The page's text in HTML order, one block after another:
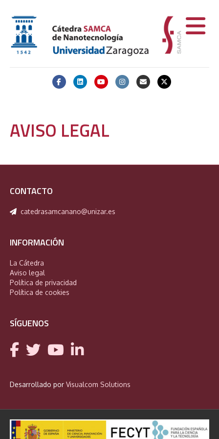
FacebookLinkedinYoutubeInstagramEmail X-twitter
AVISO LEGAL
CONTACTO
catedrasamcanano@unizar.es
INFORMACIÓN
La Cátedra
Aviso legal
Política de privacidad
Política de cookies
SÍGUENOS
Desarrollado por Visualcom Solutions